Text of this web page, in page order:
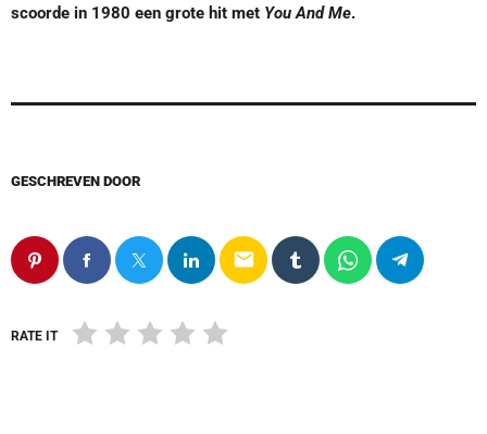
scoorde in 1980 een grote hit met You And Me.
GESCHREVEN DOOR
email
RATE IT